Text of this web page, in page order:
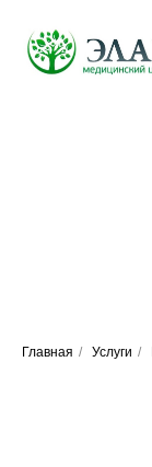
Главная / Услуги /